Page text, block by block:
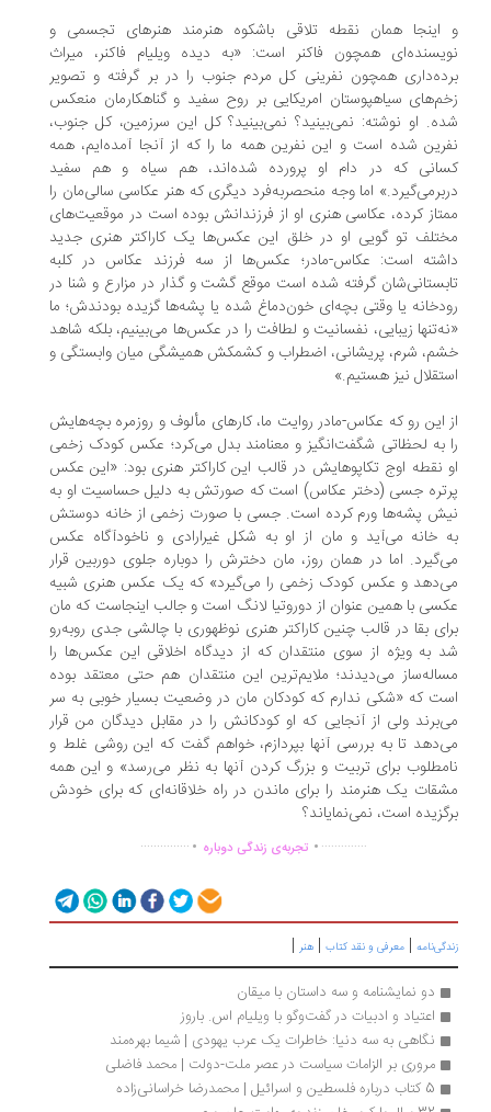
همان نقطه تلاقی باشکوه هنرمند هنرهای تجسمی و
همچون فاکنر است: «به دیده ویلیام فاکنر، میراث
همچون نفرینی کل مردم جنوب را در بر گرفته و تصویر
سیاهپوستان امریکایی بر روح سفید و گناهکارمان منعکس
او نوشته: نمی‌بینید؟ نمی‌بینید؟ کل این سرزمین، کل جنوب،
شده است و این نفرین همه ما را که از آنجا آمده‌ایم، همه
که در دام او پرورده شده‌اند، هم سیاه و هم سفید
اما وجه منحصربه‌فرد دیگری که هنر عکاسی سالی‌مان را
کرده، عکاسی هنری او از فرزندانش بوده است در موقعیت‌های
تو گویی او در خلق این عکس‌ها یک کاراکتر هنری جدید
است: عکاس-مادر؛ عکس‌ها از سه فرزند عکاس در کلبه
گرفته شده است موقع گشت و گذار در مزارع و شنا در
یا وقتی بچه‌ای خون‌دماغ شده یا پشه‌ها گزیده بودندش؛ ما
زیبایی، نفسانیت و لطافت را در عکس‌ها می‌بینیم، بلکه شاهد
شرم، پریشانی، اضطراب و کشمکش همیشگی میان وابستگی و
نیز هستیم.»
این رو که عکاس-مادر روایت ما، کارهای مألوف و روزمره بچه‌هایش
به لحظاتی شگفت‌انگیز و معنامند بدل می‌کرد؛ عکس کودک زخمی
نقطه اوج تکاپوهایش در قالب این کاراکتر هنری بود: «این عکس
جسی (دختر عکاس) است که صورتش به دلیل حساسیت او به
پشه‌ها ورم کرده است. جسی با صورت زخمی از خانه دوستش
خانه می‌آید و مان از او به شکل غیرارادی و ناخودآگاه عکس
اما در همان روز، مان دخترش را دوباره جلوی دوربین قرار
و عکس کودک زخمی را می‌گیرد» که یک عکس هنری شبیه
با همین عنوان از دوروتیا لانگ است و جالب اینجاست که مان
بقا در قالب چنین کاراکتر هنری نوظهوری با چالشی جدی روبه‌رو
به ویژه از سوی منتقدان که از دیدگاه اخلاقی این عکس‌ها را
می‌دیدند؛ ملایم‌ترین این منتقدان هم حتی معتقد بوده
که «شکی ندارم که کودکان مان در وضعیت بسیار خوبی به سر
ولی از آنجایی که او کودکانش را در مقابل دیدگان من قرار
تا به بررسی آنها بپردازم، خواهم گفت که این روشی غلط و
برای تربیت و بزرگ کردن آنها به نظر می‌رسد» و این همه
یک هنرمند را برای ماندن در راه خلاقانه‌ای که برای خودش
است، نمی‌نمایاند؟
............... .تجربه‌ی زندگی دوباره ...............
|معرفی و نقد کتاب|هنر|
دو نمایشنامه و سه داستان با میقان
اعتیاد و ادبیات در گفت‌وگو با ویلیام اس. باروز
نگاهی به سه دنیا: خاطرات یک عرب یهودی | شیما بهره‌مند
مروری بر الزامات سیاست در عصر ملت-دولت | محمد فاضلی